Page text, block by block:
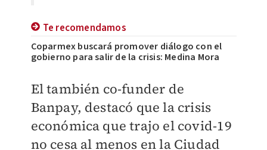
Te recomendamos
Coparmex buscará promover diálogo con el
gobierno para salir de la crisis: Medina Mora
El también co-funder de
Banpay, destacó que la crisis
económica que trajo el covid-19
no cesa al menos en la Ciudad